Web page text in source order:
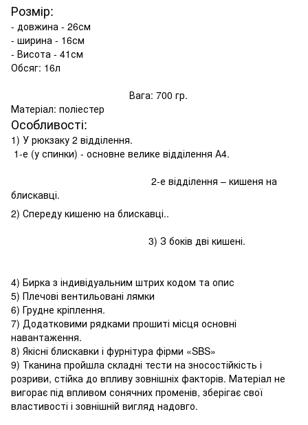
Розмір:
- довжина - 26см
- ширина - 16см
- Висота - 41см
Обсяг: 16л
Вага: 700 гр.
Матеріал: поліестер
Особливості:
1) У рюкзаку 2 відділення.
1-е (у спинки) - основне велике відділення А4.
2-е відділення – кишеня на
блискавці.
2) Спереду кишеню на блискавці..
3) З боків дві кишені.
4) Бирка з індивідуальним штрих кодом та опис
5) Плечові вентильовані лямки
6) Грудне кріплення.
7) Додатковими рядками прошиті місця основні
навантаження.
8) Якісні блискавки і фурнітура фірми «SBS»
9) Тканина пройшла складні тести на зносостійкість і
розриви, стійка до впливу зовнішніх факторів. Матеріал не
вигорає під впливом сонячних променів, зберігає свої
властивості і зовнішній вигляд надовго.